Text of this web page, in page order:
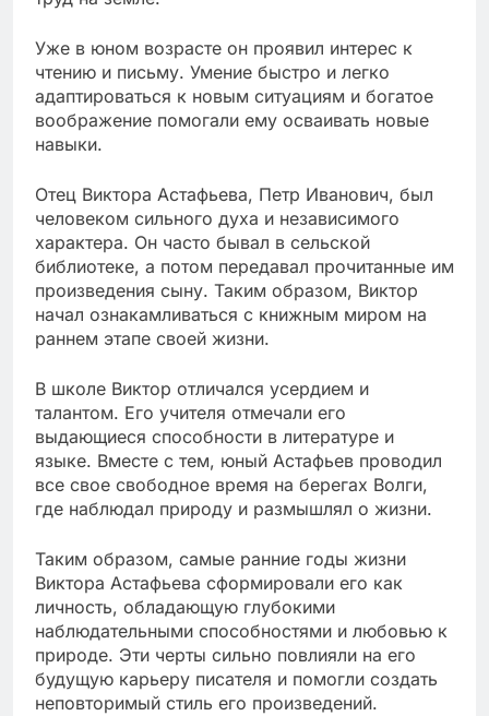
Уже в юном возрасте он проявил интерес к
чтению и письму. Умение быстро и легко
адаптироваться к новым ситуациям и богатое
воображение помогали ему осваивать новые
навыки.
Отец Виктора Астафьева, Петр Иванович, был
человеком сильного духа и независимого
характера. Он часто бывал в сельской
библиотеке, а потом передавал прочитанные им
произведения сыну. Таким образом, Виктор
начал ознакамливаться с книжным миром на
раннем этапе своей жизни.
В школе Виктор отличался усердием и
талантом. Его учителя отмечали его
выдающиеся способности в литературе и
языке. Вместе с тем, юный Астафьев проводил
все свое свободное время на берегах Волги,
где наблюдал природу и размышлял о жизни.
Таким образом, самые ранние годы жизни
Виктора Астафьева сформировали его как
личность, обладающую глубокими
наблюдательными способностями и любовью к
природе. Эти черты сильно повлияли на его
будущую карьеру писателя и помогли создать
неповторимый стиль его произведений.